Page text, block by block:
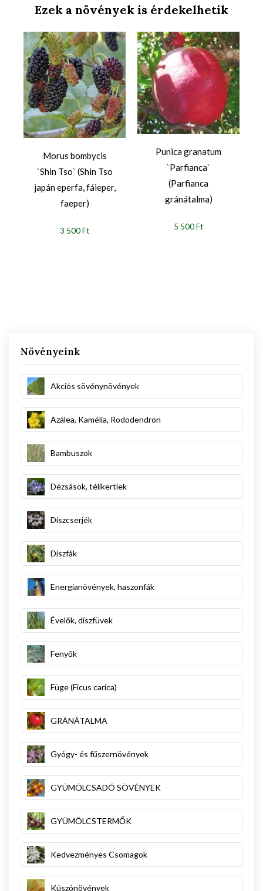
Növényeink
Akciós sövénynövények
Azálea, Kamélia, Rododendron
Bambuszok
Dézsások, télikertiek
Díszcserjék
Díszfák
Energianövények, haszonfák
Évelők, díszfüvek
Fenyők
Füge (Ficus carica)
GRÁNÁTALMA
Gyógy- és fűszernövények
GYÜMÖLCSADÓ SÖVÉNYEK
GYÜMÖLCSTERMŐK
Kedvezményes Csomagok
Kúszónövények
Ezek a növények is érdekelhetik
Morus bombycis
`Shin Tso` (Shin Tso
japán eperfa, fáieper,
faeper)
3 500 Ft
Punica granatum
`Parfianca`
(Parfianca
gránátalma)
5 500 Ft